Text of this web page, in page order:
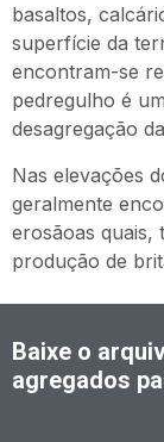
basaltos,
superfície da
encontram-se
pedregulho é
desagregação
Nas elevações
geralmente
erosãoas quais,
produção de
Baixe o
agregados